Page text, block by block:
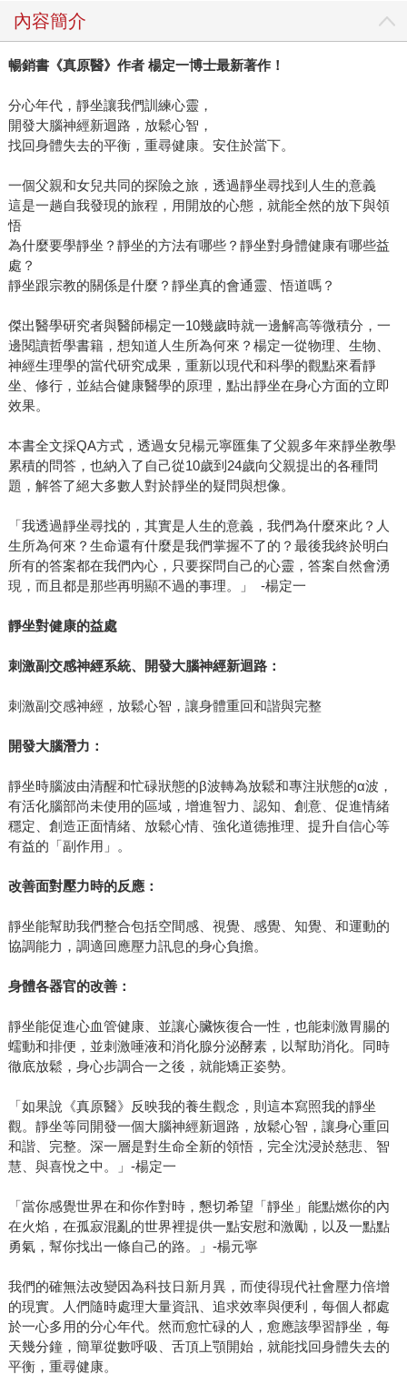
呀，我就常如此，這其實是好事，是身體在告訴你，你需要
睡眠與休息。」 所以我也與有相同體驗的讀者分享。重點
是，我們一定還是要持續「靜心安坐」才是。新的一年，試
的效果喔！
內容簡介
暢銷書《真原醫》作者 楊定一博士最新著作！
分心年代，靜坐讓我們訓練心靈，
開發大腦神經新迴路，放鬆心智，
找回身體失去的平衡，重尋健康。安住於當下。
一個父親和女兒共同的探險之旅，透過靜坐尋找到人生的意義
這是一趟自我發現的旅程，用開放的心態，就能全然的放下與領
悟
為什麼要學靜坐？靜坐的方法有哪些？靜坐對身體健康有哪些益
處？
靜坐跟宗教的關係是什麼？靜坐真的會通靈、悟道嗎？
傑出醫學研究者與醫師楊定一10幾歲時就一邊解高等微積分，一
邊閱讀哲學書籍，想知道人生所為何來？楊定一從物理、生物、
神經生理學的當代研究成果，重新以現代和科學的觀點來看靜
坐、修行，並結合健康醫學的原理，點出靜坐在身心方面的立即
效果。
本書全文採QA方式，透過女兒楊元寧匯集了父親多年來靜坐教學
累積的問答，也納入了自己從10歲到24歲向父親提出的各種問
題，解答了絕大多數人對於靜坐的疑問與想像。
「我透過靜坐尋找的，其實是人生的意義，我們為什麼來此？人
生所為何來？生命還有什麼是我們掌握不了的？最後我終於明白
所有的答案都在我們內心，只要探問自己的心靈，答案自然會湧
現，而且都是那些再明顯不過的事理。」 -楊定一
靜坐對健康的益處
刺激副交感神經系統、開發大腦神經新迴路：
刺激副交感神經，放鬆心智，讓身體重回和諧與完整
開發大腦潛力：
靜坐時腦波由清醒和忙碌狀態的β波轉為放鬆和專注狀態的α波，
有活化腦部尚未使用的區域，增進智力、認知、創意、促進情緒
穩定、創造正面情緒、放鬆心情、強化道德推理、提升自信心等
有益的「副作用」。
改善面對壓力時的反應：
靜坐能幫助我們整合包括空間感、視覺、感覺、知覺、和運動的
協調能力，調適回應壓力訊息的身心負擔。
身體各器官的改善：
靜坐能促進心血管健康、並讓心臟恢復合一性，也能刺激胃腸的
蠕動和排便，並刺激唾液和消化腺分泌酵素，以幫助消化。同時
徹底放鬆，身心步調合一之後，就能矯正姿勢。
「如果說《真原醫》反映我的養生觀念，則這本寫照我的靜坐
觀。靜坐等同開發一個大腦神經新迴路，放鬆心智，讓身心重回
和諧、完整。深一層是對生命全新的領悟，完全沈浸於慈悲、智
慧、與喜悅之中。」-楊定一
「當你感覺世界在和你作對時，懇切希望「靜坐」能點燃你的內
在火焰，在孤寂混亂的世界裡提供一點安慰和激勵，以及一點點
勇氣，幫你找出一條自己的路。」-楊元寧
我們的確無法改變因為科技日新月異，而使得現代社會壓力倍增
的現實。人們隨時處理大量資訊、追求效率與便利，每個人都處
於一心多用的分心年代。然而愈忙碌的人，愈應該學習靜坐，每
天幾分鐘，簡單從數呼吸、舌頂上顎開始，就能找回身體失去的
平衡，重尋健康。